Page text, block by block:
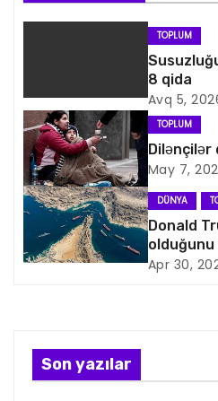
n
v
i
q
a
s
a
TOPLUM
8 qida
Avq 5,
TOPLUM
Dilənçilər
May 7,
DÜNYA
Donald
Apr 30,
Son yazılar